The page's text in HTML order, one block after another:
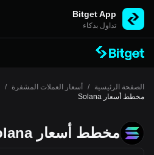
Bitget App
تداول بذكاء
الصفحة الرئيسية / أسعار العملات المشفرة /
مخطط أسعار Solana
مخطط أسعار Solana